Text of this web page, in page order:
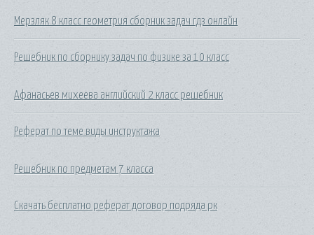
Мерзляк 8 класс геометрия сборник задач гдз онлайн
Решебник по сборнику задач по физике за 10 класс
Афанасьев михеева английский 2 класс решебник
Реферат по теме виды инструктажа
Решебник по предметам 7 класса
Скачать бесплатно реферат договор подряда рк